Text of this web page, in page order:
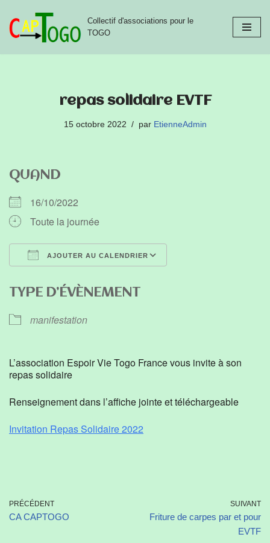
Aller
Collectif d'associations pour le
TOGO
repas solidaire EVTF
15 octobre 2022 par EtienneAdmin
QUAND
16/10/2022
Toute la journée
AJOUTER AU CALENDRIER
TYPE D’ÉVÈNEMENT
manifestation
L’association Espoir Vie Togo France vous invite à son
repas solidaire
Renseignement dans l’affiche jointe et téléchargeable
Invitation Repas Solidaire 2022
PRÉCÉDENT
CA CAPTOGO
SUIVANT
Friture de carpes par et pour
EVTF